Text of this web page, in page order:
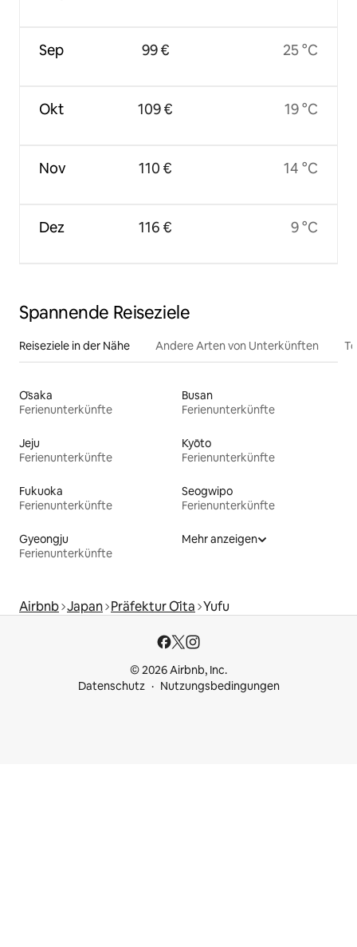
Sep
Okt
Nov
Dez
99 €
109 €
110 €
116 €
25 °C
19 °C
14 °C
9 °C
Spannende Reiseziele
Reiseziele in der Nähe Andere Arten von Unterkünften
Ōsaka
Ferienunterkünfte
Busan
Ferienunterkünfte
Jeju
Ferienunterkünfte
Kyōto
Ferienunterkünfte
Fukuoka
Ferienunterkünfte
Seogwipo
Ferienunterkünfte
Gyeongju
Ferienunterkünfte
Mehr anzeigen
Airbnb Japan Präfektur Ōita Yufu
© 2026 Airbnb, Inc.
Datenschutz
Nutzungsbedingungen